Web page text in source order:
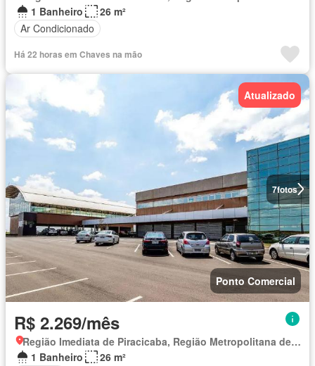
1 Banheiro
26 m²
Ar Condicionado
Há 22 horas em Chaves na mão
7fotos
Atualizado
Ponto Comercial
R$ 2.269/mês
Região Imediata de Piracicaba, Região Metropolitana de Piracicaba
1 Banheiro
26 m²